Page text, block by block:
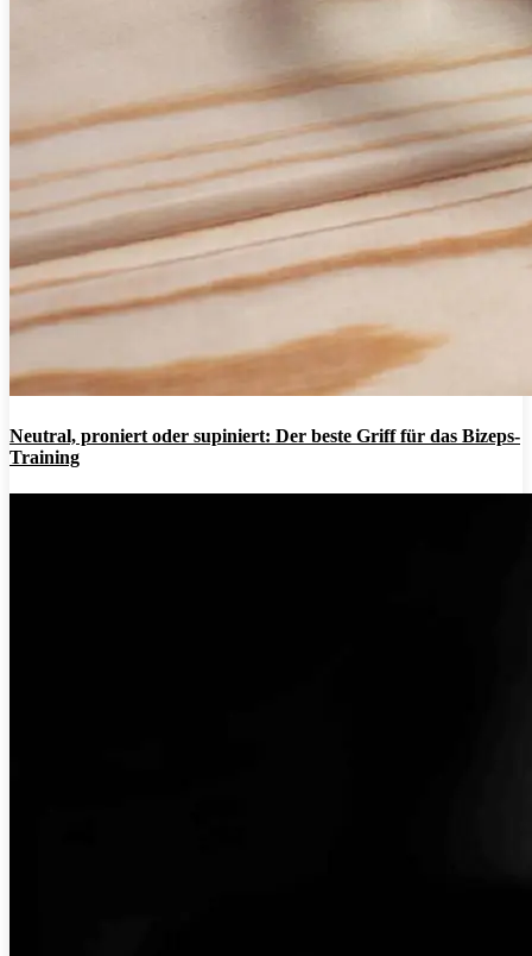
Neutral, proniert oder supiniert: Der beste Griff für das Bizeps-
Training